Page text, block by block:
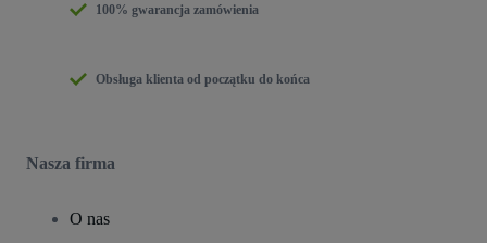
100% gwarancja zamówienia
Obsługa klienta od początku do końca
Nasza firma
O nas